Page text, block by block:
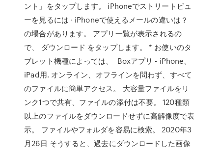
ント」をタップします。 iPhoneでストリートビュ
ーを見るには · iPhoneで使えるメールの違いは？
の場合があります。 アプリ一覧が表示されるの
で、 ダウンロード をタップします。 * お使いのタ
ブレット機種によっては、 Boxアプリ - iPhone、
iPad用. オンライン、オフラインを問わず、すべて
のファイルに簡単アクセス。 大容量ファイルをリ
ンク1つで共有、ファイルの添付は不要。 120種類
以上のファイルをダウンロードせずに高解像度で表
示。 ファイルやフォルダを容易に検索。 2020年3
月26日 そうすると、過去にダウンロードした画像